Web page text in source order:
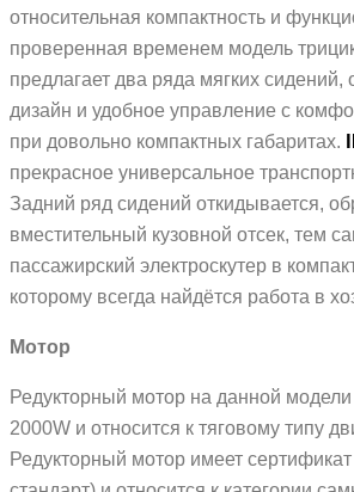
относительная компактность и
проверенная временем модель
предлагает два ряда мягких
дизайн и удобное управление с
при довольно компактных габаритах.
прекрасное универсальное
Задний ряд сидений откидывается,
вместительный кузовной отсек, тем
пассажирский электроскутер в
которому всегда найдётся работа в
Мотор
Редукторный мотор на данной
2000W и относится к тяговому типу
Редукторный мотор имеет